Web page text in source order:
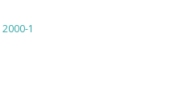
2000-1